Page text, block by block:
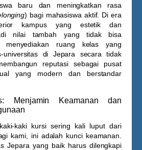
baru dan meningkatkan rasa
) bagi mahasiswa aktif. Di era
kampus yang estetik dan
nilai tambah yang tidak bisa
menyediakan ruang kelas yang
universitas di Jepara secara tidak
reputasi sebagai pusat
yang modern dan berstandar
Menjamin Keamanan dan
kaki kursi sering kali luput dari
kami, ini adalah kunci keamanan.
Jepara yang baik harus dilengkapi